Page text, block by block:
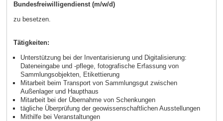
Bundesfreiwilligendienst (m/w/d)
zu besetzen.
Tätigkeiten:
Unterstützung bei der Inventarisierung und Digitalisierung:
Dateneingabe und -pflege, fotografische Erfassung von
Sammlungsobjekten, Etikettierung
Mitarbeit beim Transport von Sammlungsgut zwischen
Außenlager und Haupthaus
Mitarbeit bei der Übernahme von Schenkungen
tägliche Überprüfung der geowissenschaftlichen Ausstellungen
Mithilfe bei Veranstaltungen